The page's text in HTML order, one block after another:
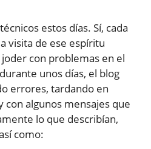
estos días. Sí, cada
visita de ese espíritu
con problemas en el
unos días, el blog
errores, tardando en
con algunos mensajes que
lo que describían,
como: